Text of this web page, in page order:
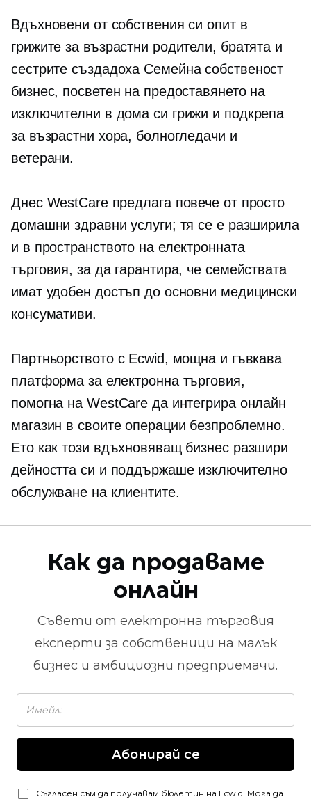
Вдъхновени от собствения си опит в
грижите за възрастни родители, братята и
сестрите създадоха Семейна собственост
бизнес, посветен на предоставянето на
изключителни в дома си грижи и подкрепа
за възрастни хора, болногледачи и
ветерани.
Днес WestCare предлага повече от просто
домашни здравни услуги; тя се е разширила
и в пространството на електронната
търговия, за да гарантира, че семействата
имат удобен достъп до основни медицински
консумативи.
Партньорството с Ecwid, мощна и гъвкава
платформа за електронна търговия,
помогна на WestCare да интегрира онлайн
магазин в своите операции безпроблемно.
Ето как този вдъхновяващ бизнес разшири
дейността си и поддържаше изключително
обслужване на клиентите.
Как да продаваме
онлайн
Съвети от електронна търговия
експерти за собственици на малък
бизнес и амбициозни предприемачи.
Абонирай се
Съгласен съм да получавам бюлетин на Ecwid. Мога да